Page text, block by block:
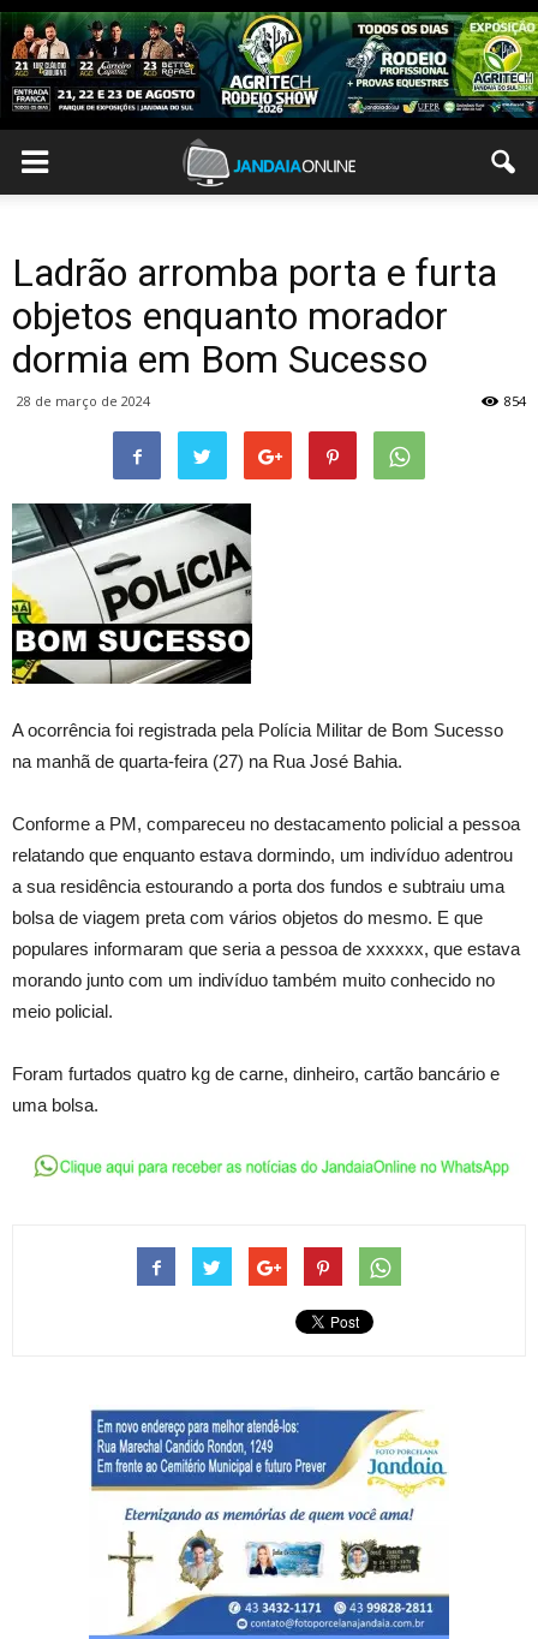
Ladrão arromba porta e furta
objetos enquanto morador
dormia em Bom Sucesso
28 de março de 2024 854
A ocorrência foi registrada pela Polícia Militar de Bom Sucesso
na manhã de quarta-feira (27) na Rua José Bahia.
Conforme a PM, compareceu no destacamento policial a pessoa
relatando que enquanto estava dormindo, um indivíduo adentrou
a sua residência estourando a porta dos fundos e subtraiu uma
bolsa de viagem preta com vários objetos do mesmo. E que
populares informaram que seria a pessoa de xxxxxx, que estava
morando junto com um indivíduo também muito conhecido no
meio policial.
Foram furtados quatro kg de carne, dinheiro, cartão bancário e
uma bolsa.